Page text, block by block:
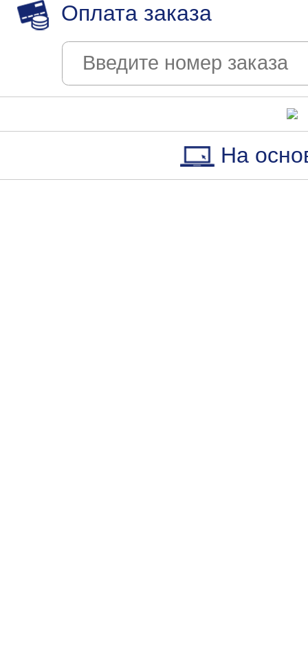
Оплата заказа
На